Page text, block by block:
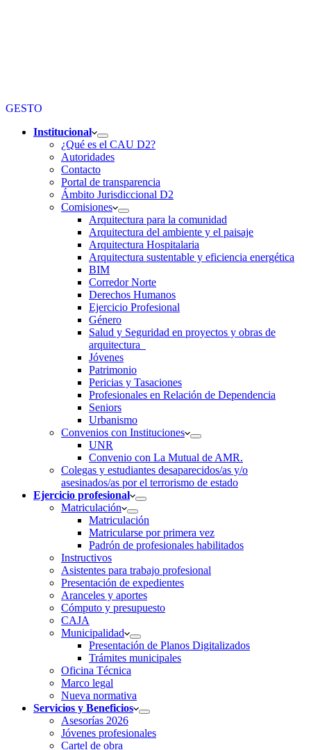
GESTO
Institucional
¿Qué es el CAU D2?
Autoridades
Contacto
Portal de transparencia
Ámbito Jurisdiccional D2
Comisiones
Arquitectura para la comunidad
Arquitectura del ambiente y el paisaje
Arquitectura Hospitalaria
Arquitectura sustentable y eficiencia energética
BIM
Corredor Norte
Derechos Humanos
Ejercicio Profesional
Género
Salud y Seguridad en proyectos y obras de
arquitectura
Jóvenes
Patrimonio
Pericias y Tasaciones
Profesionales en Relación de Dependencia
Seniors
Urbanismo
Convenios con Instituciones
UNR
Convenio con La Mutual de AMR.
Colegas y estudiantes desaparecidos/as y/o
asesinados/as por el terrorismo de estado
Ejercicio profesional
Matriculación
Matriculación
Matricularse por primera vez
Padrón de profesionales habilitados
Instructivos
Asistentes para trabajo profesional
Presentación de expedientes
Aranceles y aportes
Cómputo y presupuesto
CAJA
Municipalidad
Presentación de Planos Digitalizados
Trámites municipales
Oficina Técnica
Marco legal
Nueva normativa
Servicios y Beneficios
Asesorías 2026
Jóvenes profesionales
Cartel de obra